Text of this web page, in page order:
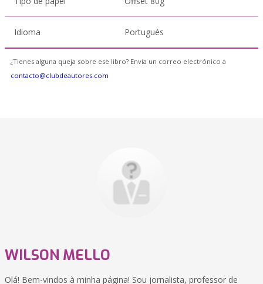
Idioma Portugués
¿Tienes alguna queja sobre ese libro? Envía un correo electrónico a
contacto@clubdeautores.com
WILSON MELLO
Olá! Bem-vindos à minha página! Sou jornalista, professor de